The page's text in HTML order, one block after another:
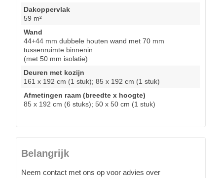
Dakoppervlak
59 m²
Wand
44+44 mm dubbele houten wand met 70 mm
tussenruimte binnenin
(met 50 mm isolatie)
Deuren met kozijn
161 x 192 cm (1 stuk); 85 x 192 cm (1 stuk)
Afmetingen raam (breedte x hoogte)
85 x 192 cm (6 stuks); 50 x 50 cm (1 stuk)
Belangrijk
Neem contact met ons op voor advies over